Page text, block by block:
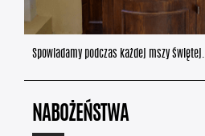
Spowiadamy podczas każdej mszy świętej.
NABOŻEŃSTWA